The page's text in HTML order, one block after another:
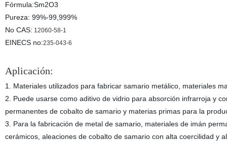
Fórmula:Sm2O3
Pureza: 99%-99,999%
No CAS: 12060-58-1
EINECS no:235-043-6
Aplicación:
1. Materiales utilizados para fabricar samario metálico, materiales
2. Puede usarse como aditivo de vidrio para absorción infrarroja y
permanentes de cobalto de samario y materias primas para la
3. Para la fabricación de metal de samario, materiales de imán
cerámicos, aleaciones de cobalto de samario con alta coercilidad y